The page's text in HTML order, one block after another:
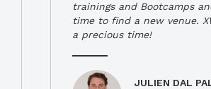
trainings and Bootcamps
time to find a new venue.
a precious time!
JULIEN DAL